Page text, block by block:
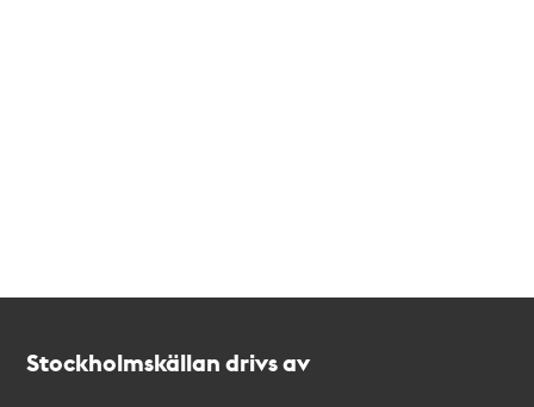
Stockholmskällan drivs av